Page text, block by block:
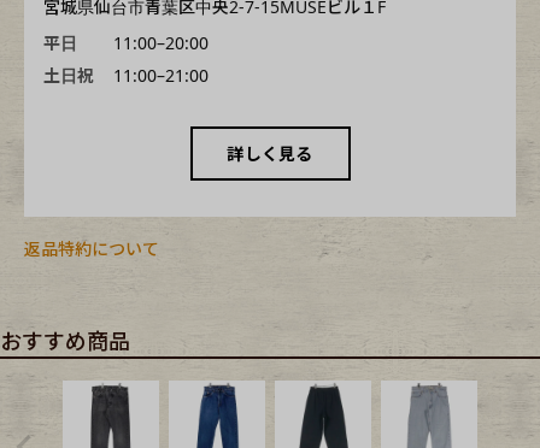
宮城県仙台市青葉区中央2-7-15MUSEビル１F
平日
11:00–20:00
土日祝
11:00–21:00
詳しく見る
返品特約について
おすすめ商品